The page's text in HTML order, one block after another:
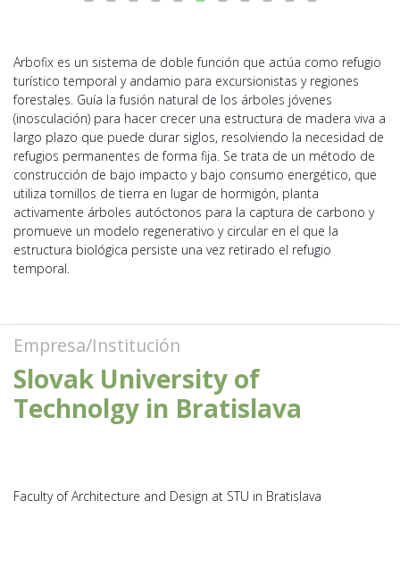
Arbofix es un sistema de doble función que actúa como refugio
turístico temporal y andamio para excursionistas y regiones
forestales. Guía la fusión natural de los árboles jóvenes
(inosculación) para hacer crecer una estructura de madera viva a
largo plazo que puede durar siglos, resolviendo la necesidad de
refugios permanentes de forma fija. Se trata de un método de
construcción de bajo impacto y bajo consumo energético, que
utiliza tornillos de tierra en lugar de hormigón, planta
activamente árboles autóctonos para la captura de carbono y
promueve un modelo regenerativo y circular en el que la
estructura biológica persiste una vez retirado el refugio
temporal.
Empresa/Institución
Slovak University of
Technolgy in Bratislava
Faculty of Architecture and Design at STU in Bratislava